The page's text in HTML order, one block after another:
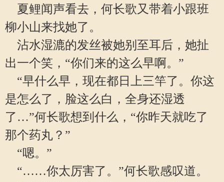
夏鲤闻声看去，何长歌又带着小跟班
柳小山来找她了。
沾水湿漉的发丝被她别至耳后，她扯
出一个笑，“你们来的这么早啊。”
“早什么早，现在都日上三竿了。你这
是怎么了，脸这么白，全身还湿透
了…”何长歌想到什么，“你昨天就吃了
那个药丸？”
“嗯。”
“……你太厉害了。”何长歌感叹道。